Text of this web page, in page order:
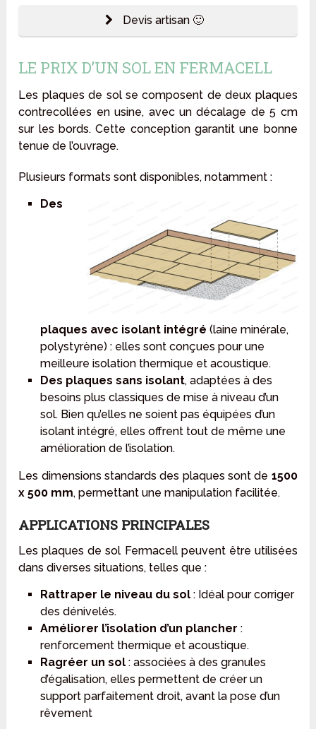
Devis artisan 🙂
LE PRIX D’UN SOL EN FERMACELL
Les plaques de sol se composent de deux plaques
contrecollées en usine, avec un décalage de 5 cm
sur les bords. Cette conception garantit une bonne
tenue de l’ouvrage.
Plusieurs formats sont disponibles, notamment :
Des
plaques avec isolant intégré (laine minérale,
polystyrène) : elles sont conçues pour une
meilleure isolation thermique et acoustique.
Des plaques sans isolant, adaptées à des
besoins plus classiques de mise à niveau d’un
sol. Bien qu’elles ne soient pas équipées d’un
isolant intégré, elles offrent tout de même une
amélioration de l’isolation.
Les dimensions standards des plaques sont de 1500
x 500 mm, permettant une manipulation facilitée.
APPLICATIONS PRINCIPALES
Les plaques de sol Fermacell peuvent être utilisées
dans diverses situations, telles que :
Rattraper le niveau du sol: Idéal pour corriger
des dénivelés.
Améliorer l’isolation d’un plancher :
renforcement thermique et acoustique.
Ragréer un sol: associées à des granules
d’égalisation, elles permettent de créer un
support parfaitement droit, avant la pose d’un
rêvement